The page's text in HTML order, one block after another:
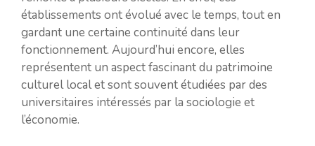
établissements ont évolué avec le temps, tout en
gardant une certaine continuité dans leur
fonctionnement. Aujourd’hui encore, elles
représentent un aspect fascinant du patrimoine
culturel local et sont souvent étudiées par des
universitaires intéressés par la sociologie et
l’économie.